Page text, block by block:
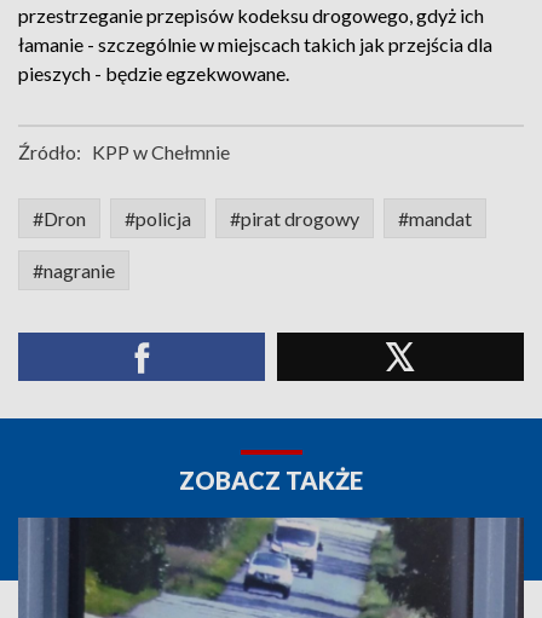
przestrzeganie przepisów kodeksu drogowego, gdyż ich
łamanie - szczególnie w miejscach takich jak przejścia dla
pieszych - będzie egzekwowane.
Źródło: KPP w Chełmnie
#Dron #policja #pirat drogowy #mandat
#nagranie
ZOBACZ TAKŻE